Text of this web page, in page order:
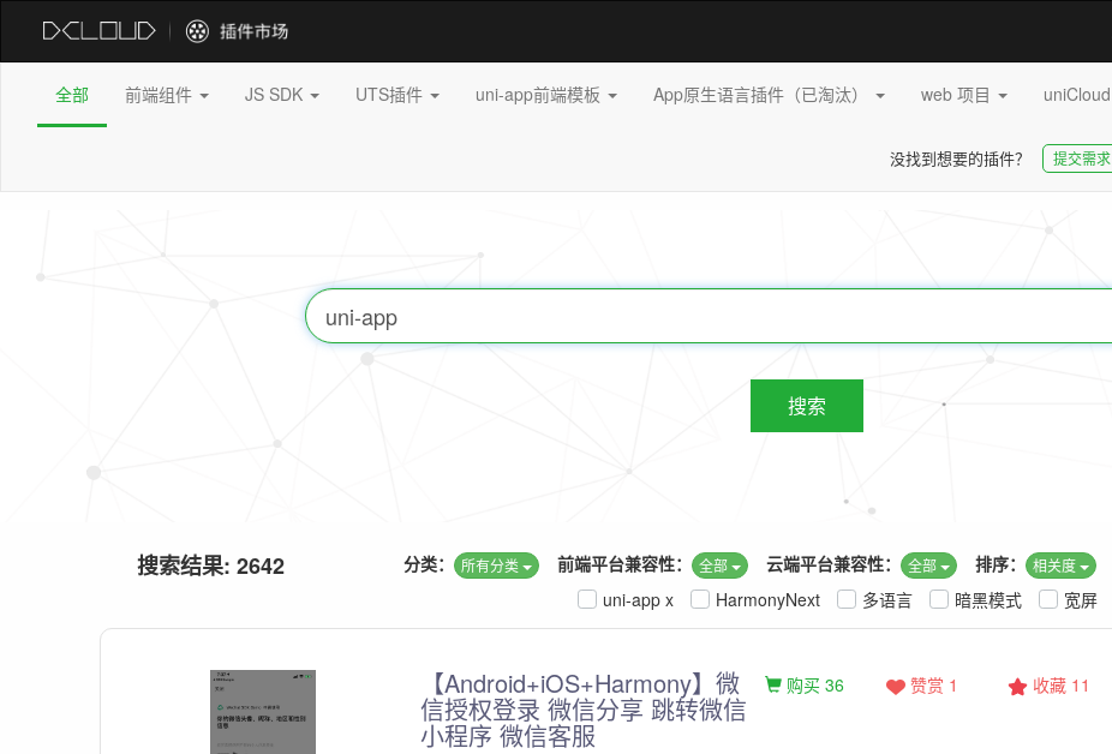
全部 前端组件 JS SDK UTS插件 uni-app前端模板 App原生语言插件（已淘汰） web 项目 uniCloud
没找到想要的插件？ 提交需求
搜索
搜索结果: 2642 排序： 相关度
云端平台兼容性： 全部
前端平台兼容性： 全部
分类： 所有分类
宽屏
暗黑模式
多语言
HarmonyNext
uni-app x
【Android+iOS+Harmony】微
信授权登录 微信分享 跳转微信
小程序 微信客服
收藏 11
赞赏 1
购买 36